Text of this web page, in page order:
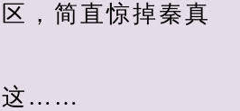
，简直惊掉秦真
……